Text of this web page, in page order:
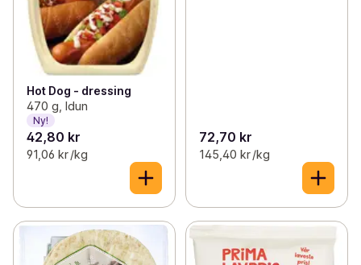
Hot Dog - dressing
470 g, Idun
Ny!
42,80 kr
91,06 kr /kg
72,70 kr
145,40 kr /kg